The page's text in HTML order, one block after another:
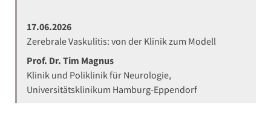
17.06.2026
Zerebrale Vaskulitis: von der Klinik zum Modell
Prof. Dr. Tim Magnus
Klinik und Poliklinik für Neurologie,
Universitätsklinikum Hamburg-Eppendorf